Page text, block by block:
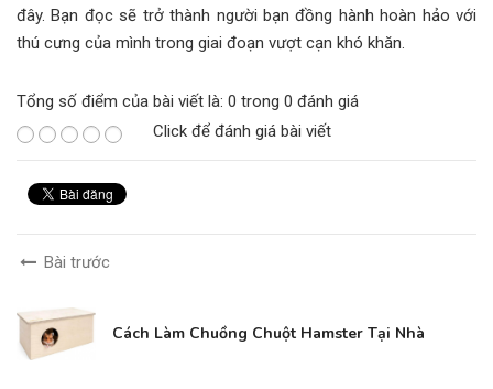
đây. Bạn đọc sẽ trở thành người bạn đồng hành hoàn hảo với
thú cưng của mình trong giai đoạn vượt cạn khó khăn.
Tổng số điểm của bài viết là: 0 trong 0 đánh giá
Click để đánh giá bài viết
Bài trước
Cách Làm Chuồng Chuột Hamster Tại Nhà